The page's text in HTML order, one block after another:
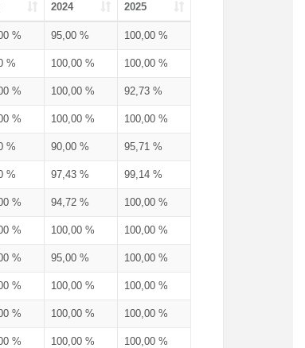
2024 2025
% 95,00 % 100,00 %
% 100,00 % 100,00 %
% 100,00 % 92,73 %
% 100,00 % 100,00 %
% 90,00 % 95,71 %
% 97,43 % 99,14 %
% 94,72 % 100,00 %
% 100,00 % 100,00 %
% 95,00 % 100,00 %
% 100,00 % 100,00 %
% 100,00 % 100,00 %
% 100,00 % 100,00 %